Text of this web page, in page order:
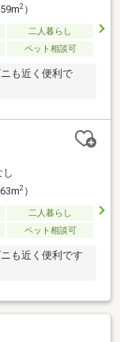
2）
二人暮らし
ペット相談可
も近く便利で
し
2）
二人暮らし
ペット相談可
も近く便利です